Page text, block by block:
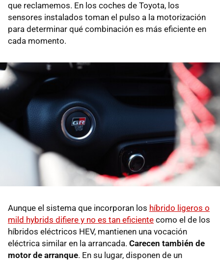
que reclamemos. En los coches de Toyota, los
sensores instalados toman el pulso a la motorización
para determinar qué combinación es más eficiente en
cada momento.
Aunque el sistema que incorporan los híbrido ligeros o
mild hybrids difiere y no es tan eficiente como el de los
híbridos eléctricos HEV, mantienen una vocación
eléctrica similar en la arrancada. Carecen también de
motor de arranque. En su lugar, disponen de un